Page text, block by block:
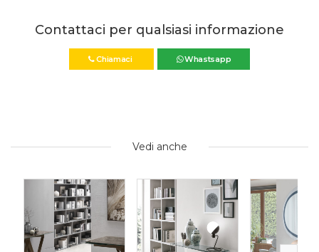
Contattaci per qualsiasi informazione
Chiamaci Whastsapp
Vedi anche